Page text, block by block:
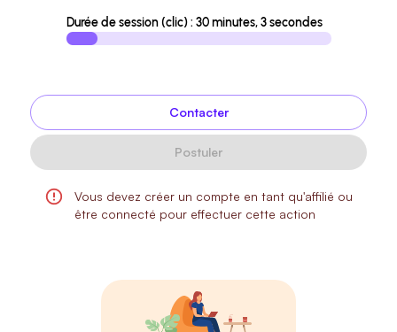
Durée de session (clic) : 30 minutes, 3 secondes
Contacter
Postuler
Vous devez créer un compte en tant qu'affilié ou
être connecté pour effectuer cette action